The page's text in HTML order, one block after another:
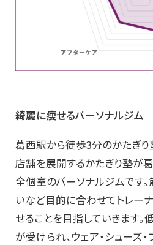
綺麗に痩せるパーソナルジム
葛西駅から徒歩3分のかたぎ
店舗を展開するかたぎり塾が
全個室のパーソナルジムです
いなど目的に合わせてトレー
せることを目指していきます
が受けられ、ウェア・シューズ